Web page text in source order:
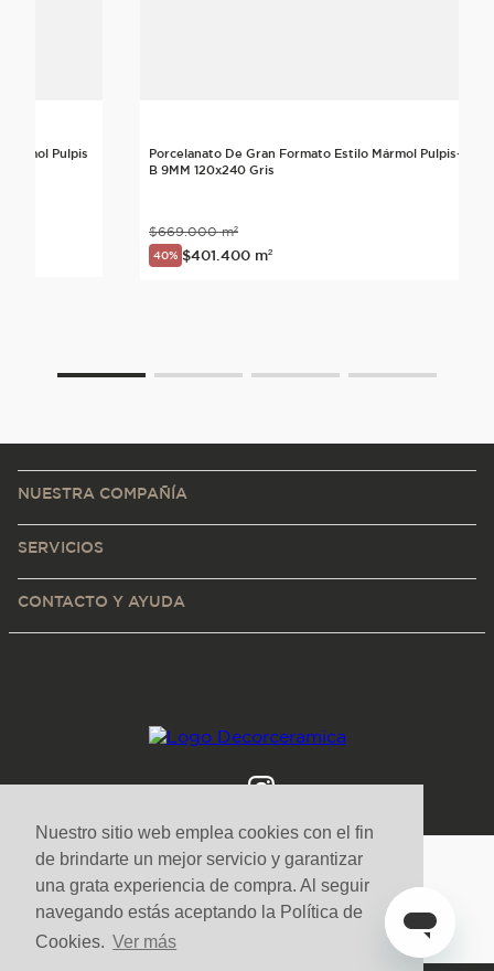
Nuestro sitio web emplea cookies con el fin
de brindarte un mejor servicio y garantizar
una grata experiencia de compra. Al seguir
navegando estás aceptando la Política de
Cookies. Ver más
Pulpis
Porcelanato De Gran Formato Estilo Mármol Pulpis-
B 9MM 120x240 Gris
$669.000 m²
40% $401 400 m²
NUESTRA COMPAÑÍA
SERVICIOS
CONTACTO Y AYUDA
Medios de pago y sitio seguro